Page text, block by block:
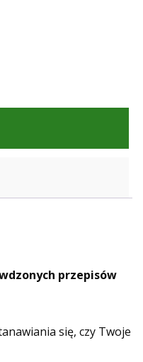
przepisów
się, czy Twoje